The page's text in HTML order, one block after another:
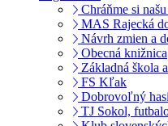
Chráňme si
MAS Rajecká
Návrh zmien a
Obecná knižnica
Základná škola
FS Kľak
Dobrovoľný
TJ Sokol,